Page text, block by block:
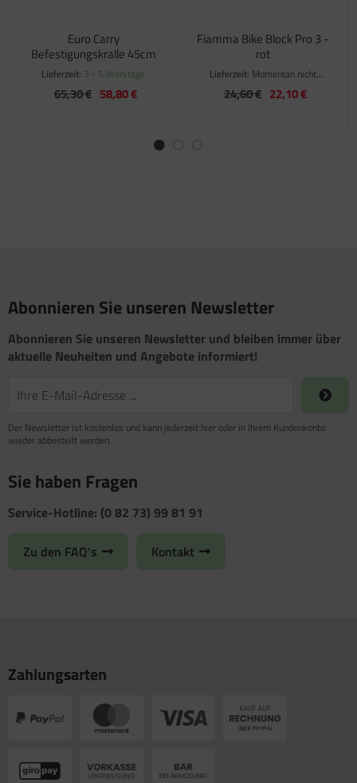
Euro Carry
Befestigungskralle 45cm
Lieferzeit: 3 - 5 Werktage
65,30 € 58,80 €
Fiamma Bike Block Pro 3 -
rot
Lieferzeit: Momentan nicht
verfügbar
24,60 € 22,10 €
Abonnieren Sie unseren Newsletter
Abonnieren Sie unseren Newsletter und bleiben immer über
aktuelle Neuheiten und Angebote informiert!
Der Newsletter ist kostenlos und kann jederzeit hier oder in Ihrem Kundenkonto
wieder abbestellt werden.
Sie haben Fragen
Service-Hotline: (0 82 73) 99 81 91
Zu den FAQ's Kontakt
Zahlungsarten